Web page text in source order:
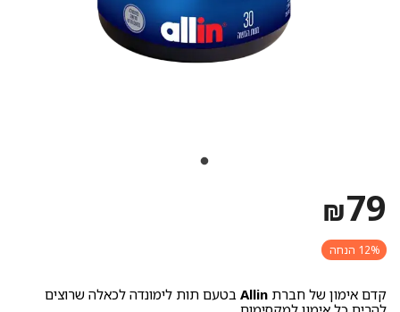
₪79
12% הנחה
קדם אימון של חברת
בטעם תות לימונדה לכאלה שרוצים